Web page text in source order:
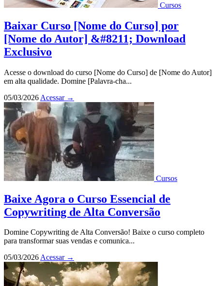
Cursos
Baixar Curso [Nome do Curso] por
[Nome do Autor] &#8211; Download
Exclusivo
Acesse o download do curso [Nome do Curso] de [Nome do Autor]
em alta qualidade. Domine [Palavra-cha...
05/03/2026 Acessar →
Cursos
Baixe Agora o Curso Essencial de
Copywriting de Alta Conversão
Domine Copywriting de Alta Conversão! Baixe o curso completo
para transformar suas vendas e comunica...
05/03/2026Acessar →